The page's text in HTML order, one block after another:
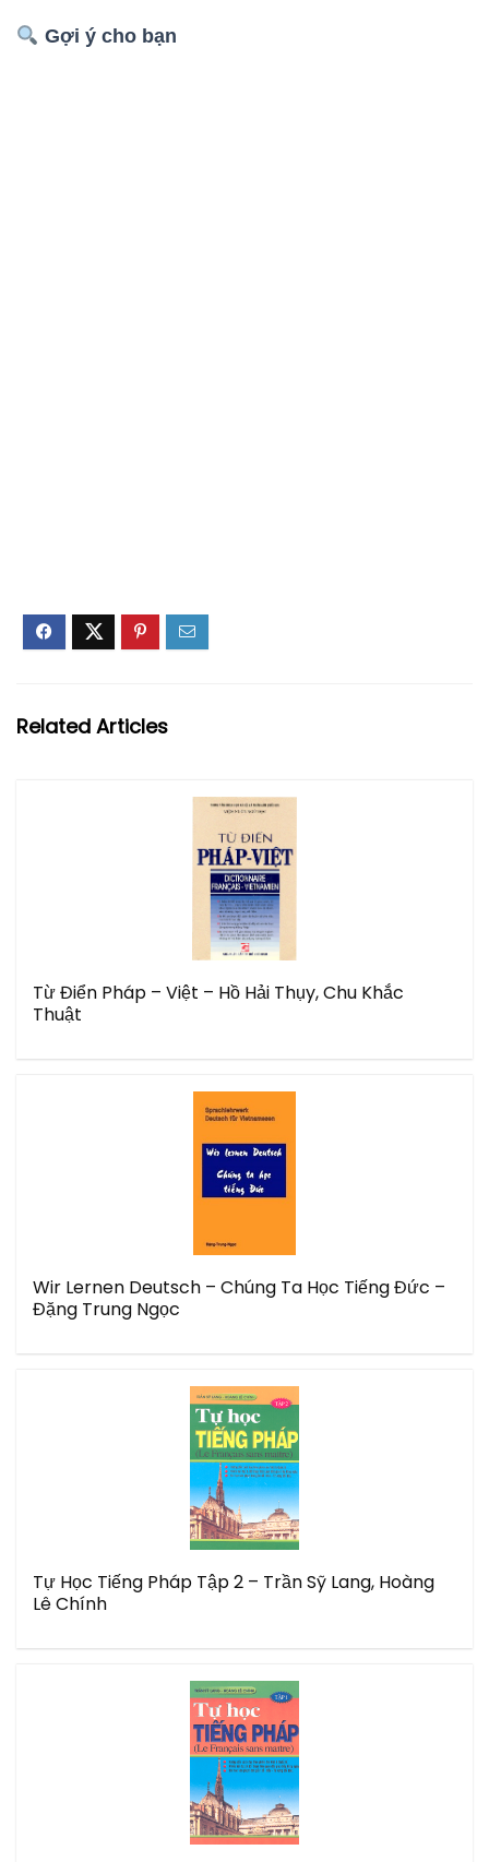
Gợi ý cho bạn
Related Articles
Từ Điển Pháp – Việt – Hồ Hải Thụy, Chu Khắc
Thuật
Wir Lernen Deutsch – Chúng Ta Học Tiếng Đức –
Đặng Trung Ngọc
Tự Học Tiếng Pháp Tập 2 – Trần Sỹ Lang, Hoàng
Lê Chính